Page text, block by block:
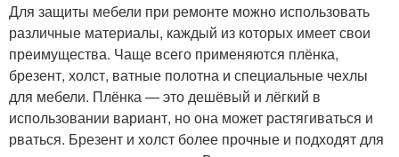
Для защиты мебели при ремонте можно использовать
различные материалы, каждый из которых имеет свои
преимущества. Чаще всего применяются плёнка,
брезент, холст, ватные полотна и специальные чехлы
для мебели. Плёнка — это дешёвый и лёгкий в
использовании вариант, но она может растягиваться и
рваться. Брезент и холст более прочные и подходят для